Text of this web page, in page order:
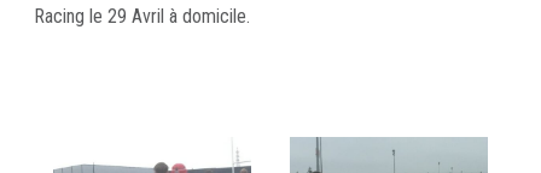
Racing le 29 Avril à domicile.